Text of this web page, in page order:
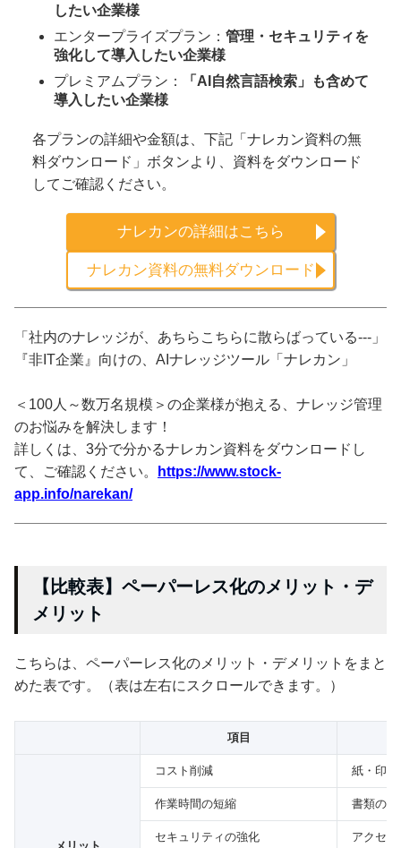
したい企業様
エンタープライズプラン： 管理・セキュリティを
強化して導入したい企業様
プレミアムプラン：
「AI自然言語検索」も含めて
導入したい企業様
各プランの詳細や金額は、下記「ナレカン資料の無
料ダウンロード」ボタンより、資料をダウンロード
してご確認ください。
ナレカンの詳細はこちら
ナレカン資料の無料ダウンロード
「社内のナレッジが、あちらこちらに散らばっている---」
『非IT企業』向けの、AIナレッジツール「ナレカン」
＜100人～数万名規模＞の企業様が抱える、ナレッジ管理
のお悩みを解決します！
詳しくは、3分で分かるナレカン資料をダウンロードし
て、ご確認ください。
https://www.stock-
app.info/narekan/
【比較表】ペーパーレス化のメリット・デ
メリット
こちらは、ペーパーレス化のメリット・デメリットをまと
めた表です。（表は左右にスクロールできます。）
項目
コスト削減 紙・印
作業時間の短縮 書類の
セキュリティの強化 アクセ